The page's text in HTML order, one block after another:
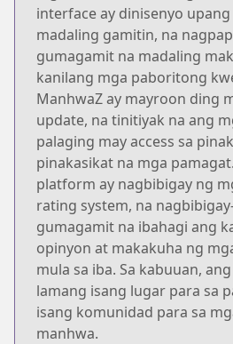
interface ay dinisenyo
madaling gamitin, na
gumagamit na madaling
kanilang mga paboritong
ManhwaZ ay mayroon ding
update, na tinitiyak na ang
palaging may access sa
pinakasikat na mga
platform ay nagbibigay ng
rating system, na
gumagamit na ibahagi ang
opinyon at makakuha ng
mula sa iba. Sa kabuuan,
lamang isang lugar para sa
isang komunidad para sa
manhwa.